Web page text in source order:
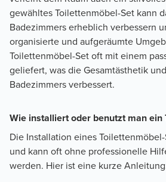
gewähltes Toilettenmöbel-Set kann
Badezimmers erheblich verbessern
organisierte und aufgeräumte
Toilettenmöbel-Set oft mit einem
geliefert, was die Gesamtästhetik
Badezimmers verbessert.
Wie installiert oder benutzt man ein
Die Installation eines
und kann oft ohne professionelle
werden. Hier ist eine kurze